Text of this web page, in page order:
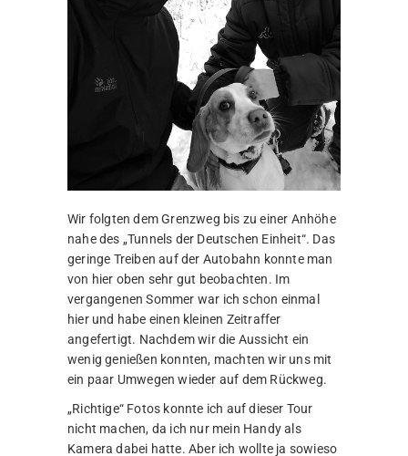
Wir folgten dem Grenzweg bis zu einer Anhöhe
nahe des „Tunnels der Deutschen Einheit“. Das
geringe Treiben auf der Autobahn konnte man
von hier oben sehr gut beobachten. Im
vergangenen Sommer war ich schon einmal
hier und habe einen kleinen Zeitraffer
angefertigt. Nachdem wir die Aussicht ein
wenig genießen konnten, machten wir uns mit
ein paar Umwegen wieder auf dem Rückweg.
„Richtige“ Fotos konnte ich auf dieser Tour
nicht machen, da ich nur mein Handy als
Kamera dabei hatte. Aber ich wollte ja sowieso